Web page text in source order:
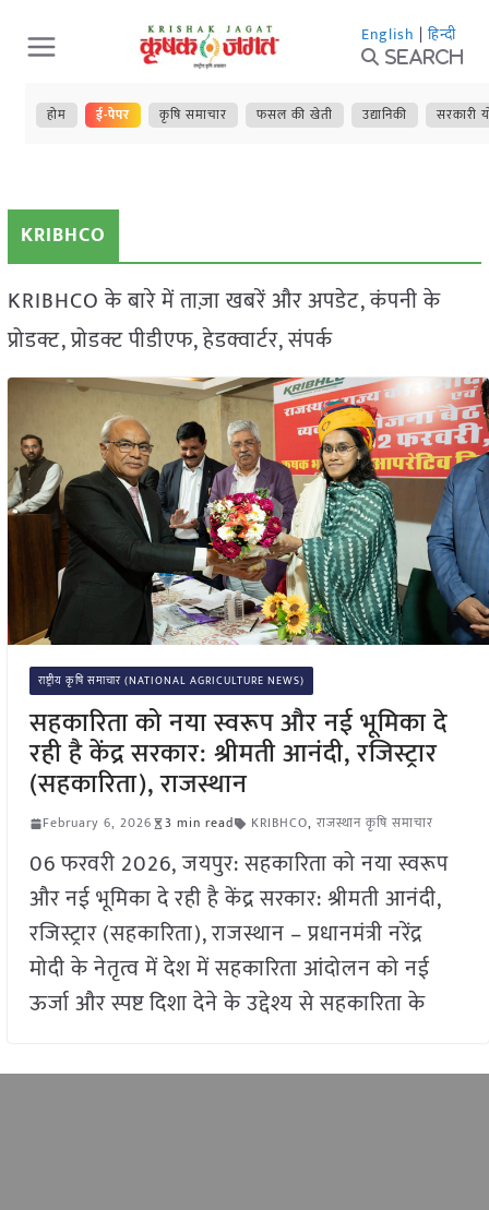
Skip
to
content
English | हिन्दी
Search
होम ई-पेपर कृषि समाचार फसल की खेती उद्यानिकी सरकारी
KRIBHCO
KRIBHCO के बारे में ताज़ा खबरें और अपडेट, कंपनी के
प्रोडक्ट, प्रोडक्ट पीडीएफ, हेडक्वार्टर, संपर्क
राष्ट्रीय कृषि समाचार (NATIONAL AGRICULTURE NEWS)
सहकारिता को नया स्वरूप और नई भूमिका दे
रही है केंद्र सरकार: श्रीमती आनंदी, रजिस्ट्रार
(सहकारिता), राजस्थान
February 6, 2026 3 min read KRIBHCO, राजस्थान कृषि समाचार
06 फरवरी 2026, जयपुर: सहकारिता को नया स्वरूप
और नई भूमिका दे रही है केंद्र सरकार: श्रीमती आनंदी,
रजिस्ट्रार (सहकारिता), राजस्थान – प्रधानमंत्री नरेंद्र
मोदी के नेतृत्व में देश में सहकारिता आंदोलन को नई
ऊर्जा और स्पष्ट दिशा देने के उद्देश्य से सहकारिता के